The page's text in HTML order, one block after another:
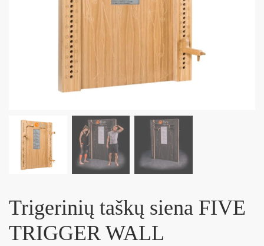
Trigerinių taškų siena FIVE
TRIGGER WALL